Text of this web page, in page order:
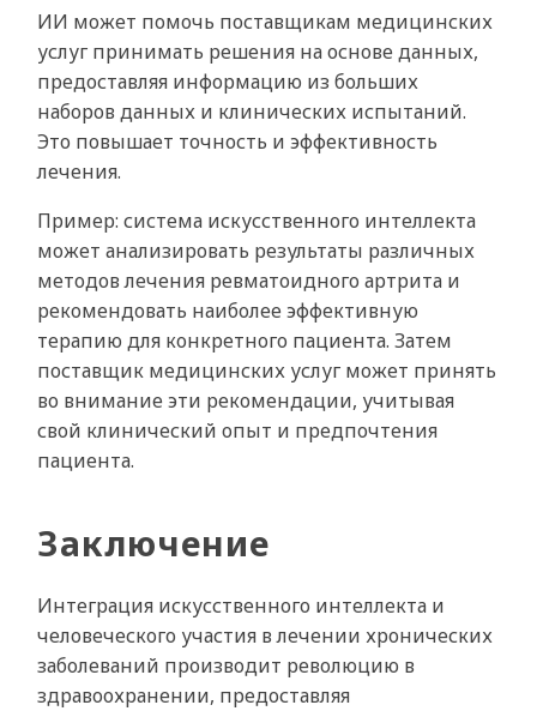
ИИ может помочь поставщикам медицинских
услуг принимать решения на основе данных,
предоставляя информацию из больших
наборов данных и клинических испытаний.
Это повышает точность и эффективность
лечения.
Пример: система искусственного интеллекта
может анализировать результаты различных
методов лечения ревматоидного артрита и
рекомендовать наиболее эффективную
терапию для конкретного пациента. Затем
поставщик медицинских услуг может принять
во внимание эти рекомендации, учитывая
свой клинический опыт и предпочтения
пациента.
Заключение
Интеграция искусственного интеллекта и
человеческого участия в лечении хронических
заболеваний производит революцию в
здравоохранении, предоставляя